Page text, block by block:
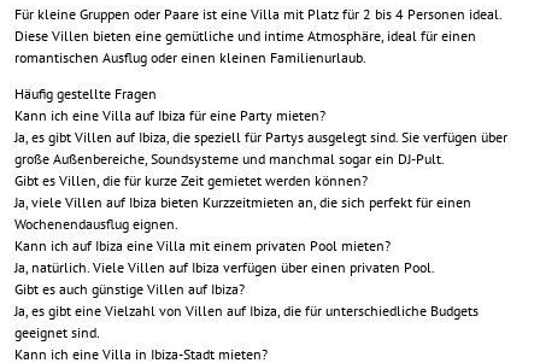
Für kleine Gruppen oder Paare ist eine Villa mit Platz für 2 bis 4 Personen ideal.
Diese Villen bieten eine gemütliche und intime Atmosphäre, ideal für einen
romantischen Ausflug oder einen kleinen Familienurlaub.
Häufig gestellte Fragen
Kann ich eine Villa auf Ibiza für eine Party mieten?
Ja, es gibt Villen auf Ibiza, die speziell für Partys ausgelegt sind. Sie verfügen über
große Außenbereiche, Soundsysteme und manchmal sogar ein DJ-Pult.
Gibt es Villen, die für kurze Zeit gemietet werden können?
Ja, viele Villen auf Ibiza bieten Kurzzeitmieten an, die sich perfekt für einen
Wochenendausflug eignen.
Kann ich auf Ibiza eine Villa mit einem privaten Pool mieten?
Ja, natürlich. Viele Villen auf Ibiza verfügen über einen privaten Pool.
Gibt es auch günstige Villen auf Ibiza?
Ja, es gibt eine Vielzahl von Villen auf Ibiza, die für unterschiedliche Budgets
geeignet sind.
Kann ich eine Villa in Ibiza-Stadt mieten?